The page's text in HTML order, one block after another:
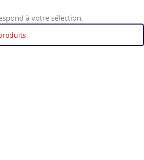
à votre sélection.